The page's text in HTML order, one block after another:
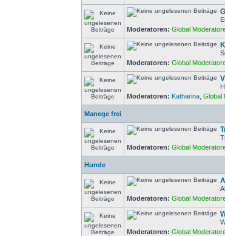
Moderatoren: Global
Moderatoren: Global
Moderatoren: Katharina ,Global
Manege frei
Moderatoren: Global
Hunde
Moderatoren: Global
Moderatoren: Global